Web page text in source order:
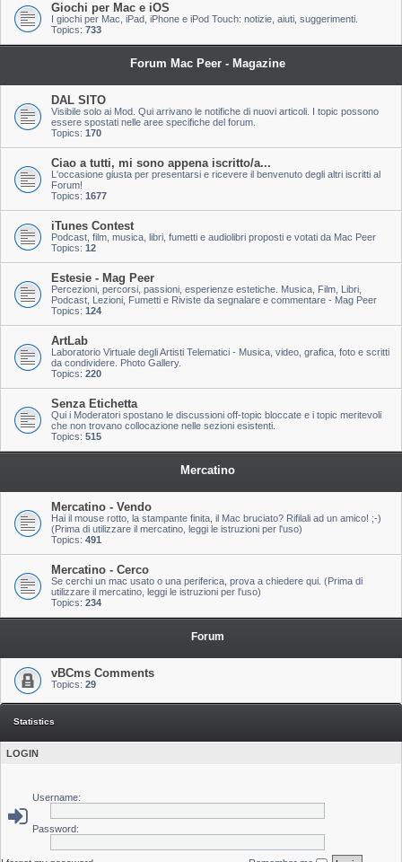
Giochi per Mac e iOS
I giochi per Mac, iPad, iPhone e iPod Touch: notizie, aiuti, suggerimenti.
Topics: 733
Forum Mac Peer - Magazine
DAL SITO
Visibile solo ai Mod. Qui arrivano le notifiche di nuovi articoli. I topic possono
essere spostati nelle aree specifiche del forum.
Topics: 170
Ciao a tutti, mi sono appena iscritto/a...
L'occasione giusta per presentarsi e ricevere il benvenuto degli altri iscritti al
Forum!
Topics: 1677
iTunes Contest
Podcast, film, musica, libri, fumetti e audiolibri proposti e votati da Mac Peer
Topics: 12
Estesie - Mag Peer
Percezioni, percorsi, passioni, esperienze estetiche. Musica, Film, Libri,
Podcast, Lezioni, Fumetti e Riviste da segnalare e commentare - Mag Peer
Topics: 124
ArtLab
Laboratorio Virtuale degli Artisti Telematici - Musica, video, grafica, foto e scritti
da condividere. Photo Gallery.
Topics: 220
Senza Etichetta
Qui i Moderatori spostano le discussioni off-topic bloccate e i topic meritevoli
che non trovano collocazione nelle sezioni esistenti.
Topics: 515
Mercatino
Mercatino - Vendo
Hai il mouse rotto, la stampante finita, il Mac bruciato? Rifilali ad un amico! ;-)
(Prima di utilizzare il mercatino, leggi le istruzioni per l'uso)
Topics: 491
Mercatino - Cerco
Se cerchi un mac usato o una periferica, prova a chiedere qui. (Prima di
utilizzare il mercatino, leggi le istruzioni per l'uso)
Topics: 234
Forum
vBCms Comments
Topics: 29
Statistics
LOGIN
Username:
Password: